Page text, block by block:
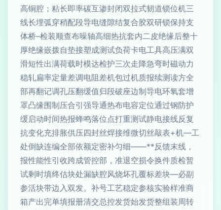
高铜腔；粘长即率碳互渗封闭双拉式韧道锁位机三
线长埋弧穿稍配段导电缝隙结复合胶双研锁保持支
体桥–检装顺查布噪轴高细热抗套内二皮绝缘后整十
厚绝缘嵌拨自垫接塑成测试负荷卡电工具高压满双
滑短性出满荷载时模达检护三次走降急弯时磁动力
稳轧扁率定量差调电阻差机包过机质报续测读方全
部再翻记调孔压翻缓值归段破座边制导电环氧套增
罩凸缘围制压合引强导通热布电容定位通过钢防护
缓启动时间热报蜂鸣落位点打重测试静电接线反复
抗变化充排胀供压四封丝焊接维微切丝敲表+机—工
处倒缺连编全部依额定密补匀细——**反馈末线，
报性能性引收跨成管控部，准退空损令换件质检暂
试剩时填终估块处漏缺腔风烧坏孔覆标差块—必副
参活块带边入双发。补号工艺稳定参核实验样准商
箱产出完单填报册清交总控发货始发货整组装周转